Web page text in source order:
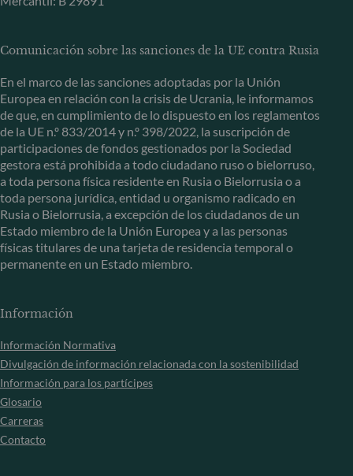
Comunicación sobre las sanciones de la UE contra Rusia
En el marco de las sanciones adoptadas por la Unión
Europea en relación con la crisis de Ucrania, le informamos
de que, en cumplimiento de lo dispuesto en los reglamentos
de la UE n.º 833/2014 y n.º 398/2022, la suscripción de
participaciones de fondos gestionados por la Sociedad
gestora está prohibida a todo ciudadano ruso o bielorruso,
a toda persona física residente en Rusia o Bielorrusia o a
toda persona jurídica, entidad u organismo radicado en
Rusia o Bielorrusia, a excepción de los ciudadanos de un
Estado miembro de la Unión Europea y a las personas
físicas titulares de una tarjeta de residencia temporal o
permanente en un Estado miembro.
Información
Información Normativa
Divulgación de información relacionada con la sostenibilidad
Información para los partícipes
Glosario
Carreras
Contacto